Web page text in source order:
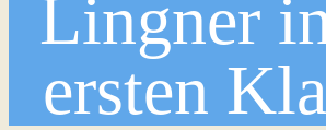
Lingner
ersten